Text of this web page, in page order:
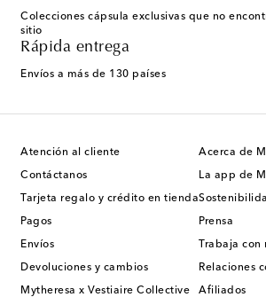
Colecciones cápsula exclusivas que no
sitio
Rápida entrega
Envíos a más de 130 países
Atención al cliente
Contáctanos
Tarjeta regalo y crédito en tienda
Pagos
Envíos
Devoluciones y cambios
Mytheresa x Vestiaire Collective
Acerca de
La app de
Prensa
Trabaja con
Relaciones
Afiliados